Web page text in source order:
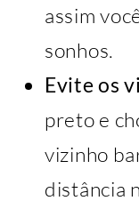
assim
sonhos.
Evite os
preto e
vizinho
distância